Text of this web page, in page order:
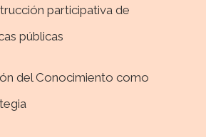
participativa de
públicas
del Conocimiento como